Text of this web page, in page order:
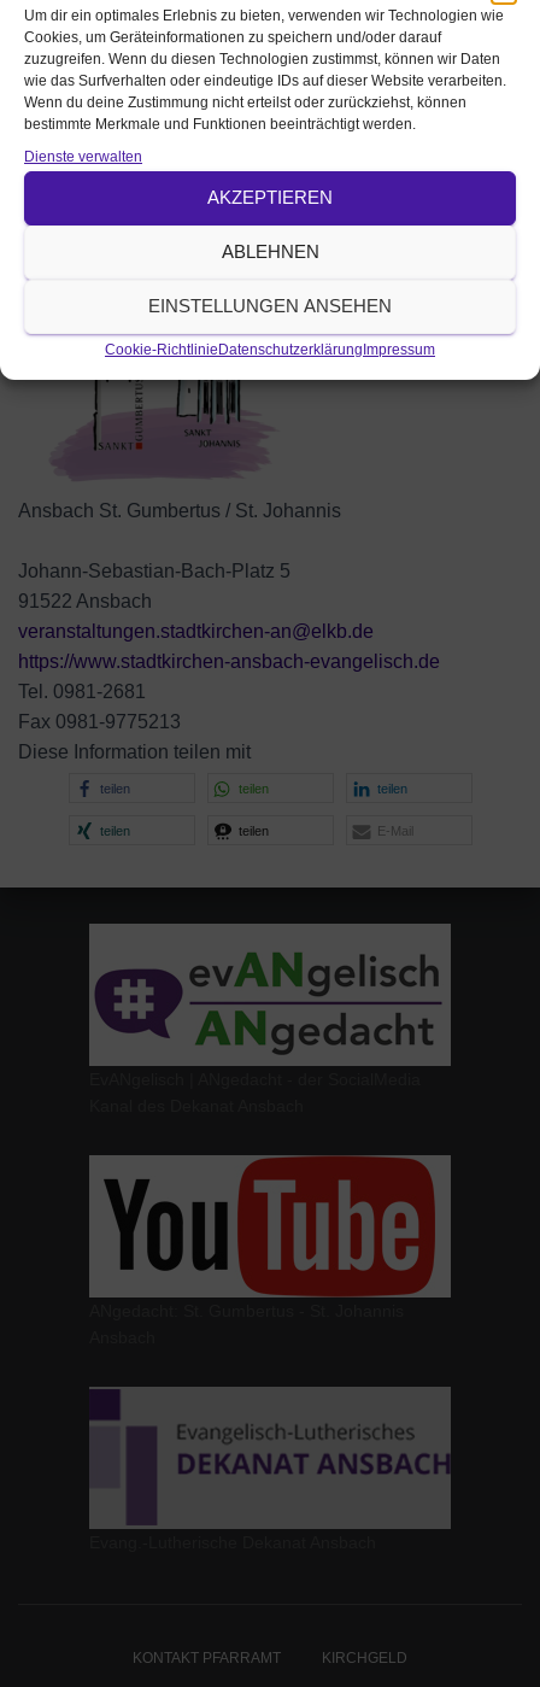
Um dir ein optimales Erlebnis zu bieten, verwenden wir Technologien wie
Cookies, um Geräteinformationen zu speichern und/oder darauf
zuzugreifen. Wenn du diesen Technologien zustimmst, können wir Daten
wie das Surfverhalten oder eindeutige IDs auf dieser Website verarbeiten.
Wenn du deine Zustimmung nicht erteilst oder zurückziehst, können
bestimmte Merkmale und Funktionen beeinträchtigt werden.
Dienste verwalten
AKZEPTIEREN
ABLEHNEN
EINSTELLUNGEN ANSEHEN
Cookie-RichtlinieDatenschutzerklärungImpressum
Art der Veranstaltung
Gottesdienste
Ansprechperson
Dekan Dr. Büttner
Position
Auf Karte anzeigen
Veranstalter / veröffentlicht von:
Ansbach St. Gumbertus / St. Johannis
Johann-Sebastian-Bach-Platz 5
91522 Ansbach
veranstaltungen.stadtkirchen-an@elkb.de
https://www.stadtkirchen-ansbach-evangelisch.de
Tel. 0981-2681
Fax 0981-9775213
Diese Information teilen mit
teilen teilen teilen
teilen teilen E-Mail
KONTAKT PFARRAMT KIRCHGELD